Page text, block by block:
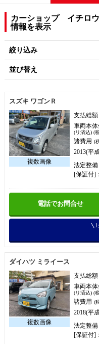
カーショップ イチロ
情報を表示
絞り込み
並び替え
スズキ ワゴンＲ
支払総額
車両本
(リ済込) (
諸費用 (
2013(平
法定整
[保証付]
電話でお問合せ
ダイハツ ミライース
支払総額
車両本
(リ済込) (
諸費用 (
2018(平
法定整
[保証付]